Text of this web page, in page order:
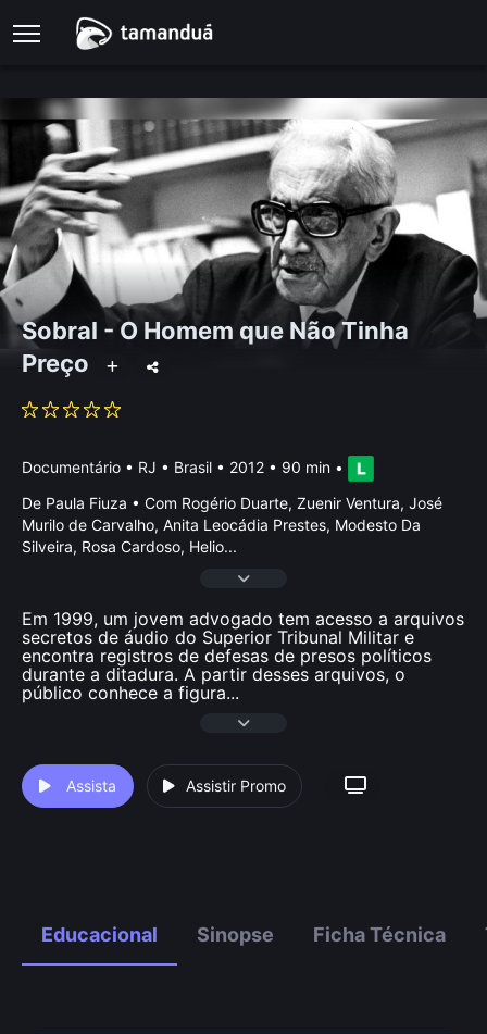
Sobral - O Homem que Não Tinha
Preço
Documentário • RJ • Brasil • 2012 • 90 min •
De Paula Fiuza • Com Rogério Duarte, Zuenir Ventura, José
Murilo de Carvalho, Anita Leocádia Prestes, Modesto Da
Silveira, Rosa Cardoso, Helio...
Em 1999, um jovem advogado tem acesso a arquivos
secretos de áudio do Superior Tribunal Militar e
encontra registros de defesas de presos políticos
durante a ditadura. A partir desses arquivos, o
público conhece a figura...
Assista Assistir Promo
Educacional Sinopse Ficha Técnica